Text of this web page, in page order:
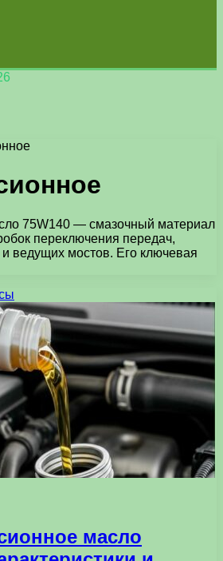
75W140 — смазочный материал
переключения передач,
и ведущих мостов. Его ключевая
масло